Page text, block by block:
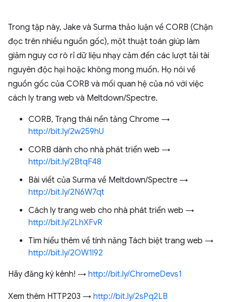
Trong tập này, Jake và Surma thảo luận về CORB (Chặn
đọc trên nhiều nguồn gốc), một thuật toán giúp làm
giảm nguy cơ rò rỉ dữ liệu nhạy cảm đến các lượt tải tài
nguyên độc hại hoặc không mong muốn. Họ nói về
nguồn gốc của CORB và mối quan hệ của nó với việc
cách ly trang web và Meltdown/Spectre.
CORB, Trạng thái nền tảng Chrome →
http://bit.ly/2w259hU
CORB dành cho nhà phát triển web →
http://bit.ly/2BtqF48
Bài viết của Surma về Meltdown/Spectre →
http://bit.ly/2N6W7qt
Cách ly trang web cho nhà phát triển web →
http://bit.ly/2LhXFvR
Tìm hiểu thêm về tính năng Tách biệt trang web →
http://bit.ly/2OW1l92
Hãy đăng ký kênh! → http://bit.ly/ChromeDevs1
Xem thêm HTTP203 → http://bit.ly/2sPq2LB